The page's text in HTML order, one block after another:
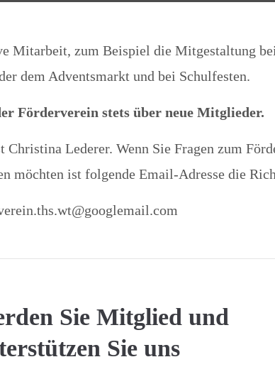
Mitarbeit, zum Beispiel die Mitgestaltung
dem Adventsmarkt und bei Schulfesten.
Förderverein stets über neue Mitglieder.
Christina Lederer. Wenn Sie Fragen zum
möchten ist folgende Email-Adresse die
Sie Mitglied und
Sie uns